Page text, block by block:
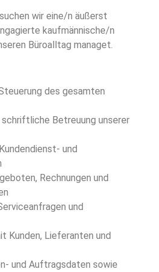
wir eine/n äußerst
kaufmänni­sche/n
Büroalltag managet.
des gesamten
Betreuung unserer
und
Rechnungen und
und
Kunden, Lieferanten und
und Auftragsdaten sowie